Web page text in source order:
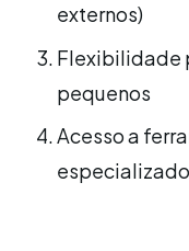
externos)
Flexibilidade
pequenos
Acesso a